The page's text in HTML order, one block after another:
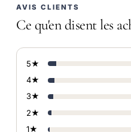
AVIS CLIENTS
Ce qu'en disent les
5★
4★
3★
2★
1★